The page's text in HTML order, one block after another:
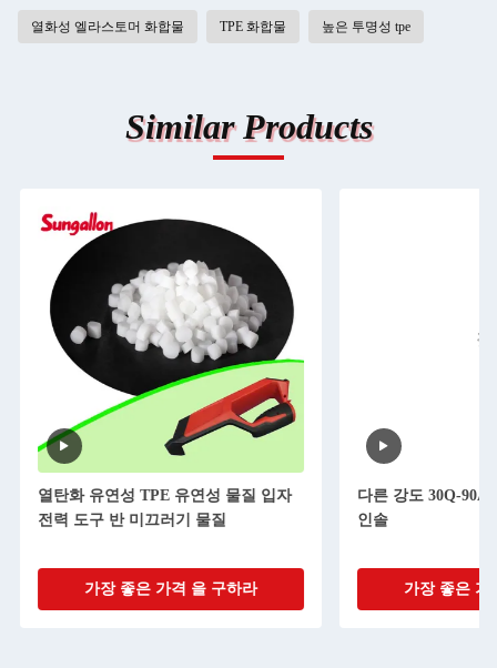
열화성 엘라스토머 화합물 TPE 화합물 높은 투명성 tpe
Similar Products
열탄화 유연성 TPE 유연성 물질 입자
전력 도구 반 미끄러기 물질
가장 좋은 가격 을 구하라
다른 강도 30Q-90A
인솔
가장 좋은 가